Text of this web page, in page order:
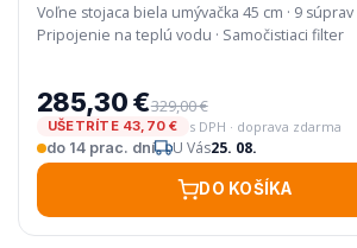
Voľne stojaca biela umývačka 45 cm · 9 súprav ·
Pripojenie na teplú vodu · Samočistiaci filter
285,30 €329,00 €
UŠETRÍTE 43,70 €
s DPH · doprava zdarma
do 14 prac. dní
U Vás25. 08.
DO KOŠÍKA